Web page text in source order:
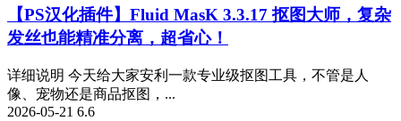
【PS汉化插件】Fluid MasK 3.3.17 抠图大师，复杂
发丝也能精准分离，超省心！
详细说明 今天给大家安利一款专业级抠图工具，不管是人
像、宠物还是商品抠图，...
2026-05-21 6.6